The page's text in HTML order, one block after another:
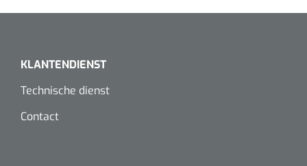
Douchetabouretten
Transferhulpmiddelen
KLANTENDIENST
Technische dienst
Contact